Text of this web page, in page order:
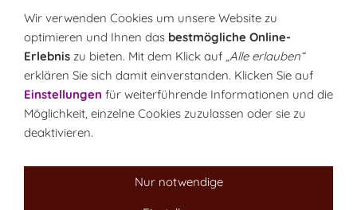
...Facebook
...Twitter
Monatsrätsel
Rätseln & Gewinnen!
Wir verwenden Cookies um unsere Website zu
optimieren und Ihnen das bestmögliche Online-
Erlebnis zu bieten. Mit dem Klick auf „Alle erlauben“
erklären Sie sich damit einverstanden. Klicken Sie auf
Einstellungen für weiterführende Informationen und die
Möglichkeit, einzelne Cookies zuzulassen oder sie zu
deaktivieren.
Nur notwendige